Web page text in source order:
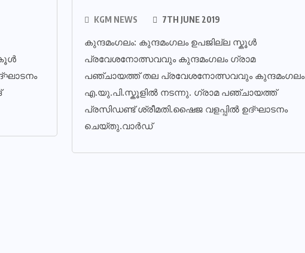
KGM NEWS 7TH JUNE 2019
കുന്ദമംഗലം: കുന്ദമംഗലം ഉപജില്ല സ്കൂൾ
പ്രവേശനോത്സവവും കുന്ദമംഗലം ഗ്രാമ
പഞ്ചായത്ത് തല പ്രവേശനോത്സവവും കുന്ദമംഗലം
എ.യു.പി.സ്കൂളിൽ നടന്നു. ഗ്രാമ പഞ്ചായത്ത്
പ്രസിഡണ്ട് ശ്രീമതി.ഷൈജ വളപ്പിൽ ഉദ്ഘാടനം
ചെയ്തു.വാർഡ്